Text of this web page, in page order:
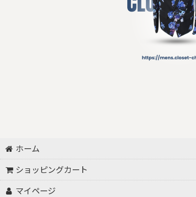
ホーム
ショッピングカート
マイページ